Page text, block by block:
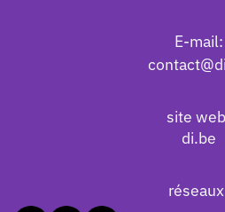
E-mail:
site
di.be